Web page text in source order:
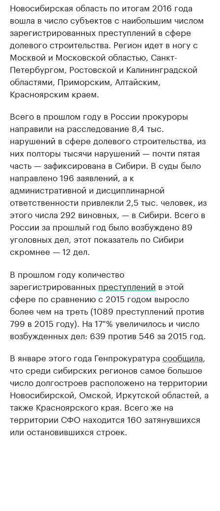
Новосибирская область по итогам 2016 года
вошла в число субъектов с наибольшим числом
зарегистрированных преступлений в сфере
долевого строительства. Регион идет в ногу с
Москвой и Московской областью, Санкт-
Петербургом, Ростовской и Калининградской
областями, Приморским, Алтайским,
Красноярским краем.
Всего в прошлом году в России прокуроры
направили на расследование 8,4 тыс.
нарушений в сфере долевого строительства, из
них полторы тысячи нарушений — почти пятая
часть — зафиксирована в Сибири. В суды было
направлено 196 заявлений, а к
административной и дисциплинарной
ответственности привлекли 2,5 тыс. человек, из
этого числа 292 виновных, — в Сибири. Всего в
России за прошлый год было возбуждено 89
уголовных дел, этот показатель по Сибири
скромнее — 12 дел.
В прошлом году количество
зарегистрированных преступлений в этой
сфере по сравнению с 2015 годом выросло
более чем на треть (1089 преступлений против
799 в 2015 году). На 17 % увеличилось и число
возбужденных дел: 639 против 546 за 2015 год.
В январе этого года Генпрокуратура сообщила
что среди сибирских регионов самое большое
число долгостроев расположено на территории
Новосибирской, Омской, Иркутской областей, а
также Красноярского края. Всего же на
территории СФО находится 160 затянувшихся
или остановившихся строек.